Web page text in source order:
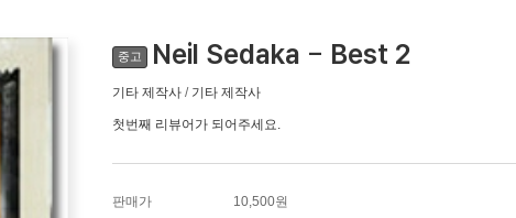
중고 Neil Sedaka - Best 2
기타 제작사 / 기타 제작사
첫번째 리뷰어가 되어주세요.
판매가 10,500원